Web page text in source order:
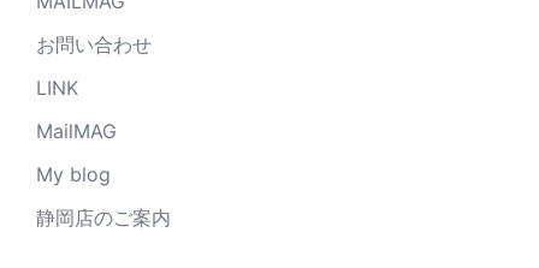
お問い合わせ
LINK
MailMAG
My blog
静岡店のご案内